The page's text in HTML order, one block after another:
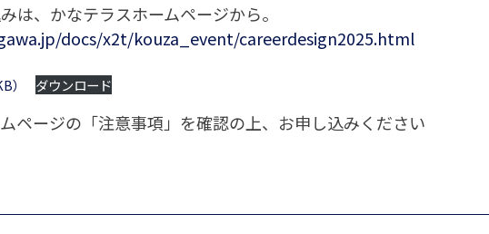
は、かなテラスホームページから。
docs/x2t/kouza_event/careerdesign2025.html
） ダウンロード
ページの「注意事項」を確認の上、お申し込みください